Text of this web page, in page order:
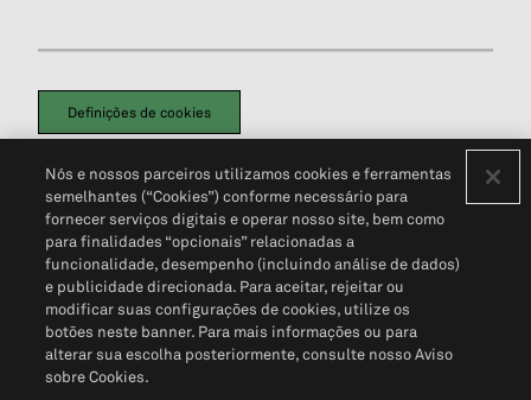
Definições de cookies
Política de PrivacidadePortal de privacidade do cliente (em inglês)
Não Venda Minhas Informações Pessoais© 2026 S&P Global
Nós e nossos parceiros utilizamos cookies e ferramentas
semelhantes (“Cookies”) conforme necessário para
fornecer serviços digitais e operar nosso site, bem como
para finalidades “opcionais” relacionadas a
funcionalidade, desempenho (incluindo análise de dados)
e publicidade direcionada. Para aceitar, rejeitar ou
modificar suas configurações de cookies, utilize os
botões neste banner. Para mais informações ou para
alterar sua escolha posteriormente, consulte nosso Aviso
sobre Cookies.